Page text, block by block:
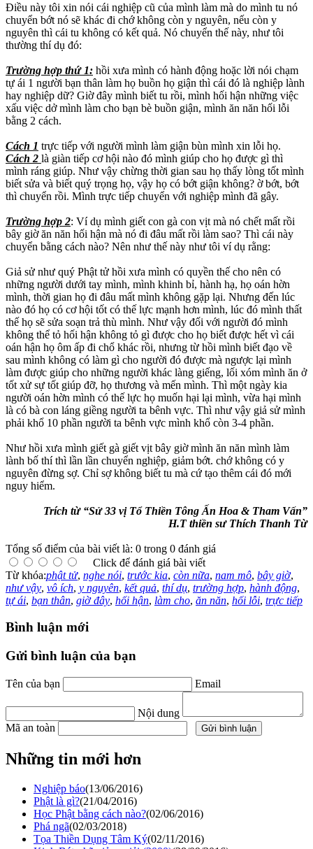
Điều này tôi xin nói cái nghiệp cũ của mình làm mà do mình tu nó
chuyển bớt nó sẽ khác đi chớ không còn y nguyên, nếu còn y
nguyên thì cái tu không có kết quả. Nó chuyển thế này, như tôi
thường thí dụ đó:
Trường hợp thứ 1: hồi xưa mình có hành động hoặc lời nói chạm
tự ái 1 người bạn thân làm họ buồn họ giận thì cái đó là nghiệp lành
hay nghiệp dữ? Giờ đây mình biết tu rồi, mình hối hận những việc
xấu việc dở mình làm cho bạn bè buồn giận, mình ăn năn hối lỗi
bằng 2 cách.
Cách 1 trực tiếp với người mình làm giận bùn mình xin lỗi họ.
Cách 2 là giàn tiếp cơ hội nào đó mình giúp cho họ được gì thì
mình ráng giúp. Như vậy chừng thời gian sau họ thấy lòng tốt mình
biết sửa và biết quý trọng họ, vậy họ có bớt giận không? ờ bớt, bớt
thì chuyển rồi. Mình trực tiếp chuyển với nghiệp mình đã gây.
Trường hợp 2: Ví dụ mình giết con gà con vịt mà nó chết mất rồi
bây giờ ăn năn hối hận mà nó đi đâu mất rồi làm sao? Thì cái này
chuyển bằng cách nào? Nên như thế này như tôi ví dụ rằng:
Giả sử như quý Phật tử hồi xưa mình có quyền thế cho nên có
những người dưới tay mình, mình khinh bỉ, hành hạ, họ oán hờn
mình, thời gian họ đi đâu mất mình không gặp lại. Nhưng đến lúc
nào đó họ có cơ hội tốt có thế lực mạnh hơn mình, lúc đó mình thất
thế họ sẽ sửa soạn trả thù mình. Như vậy đối với người đó mình
không thể tỏ hối hận không tỏ gì được cho họ biết được hết vì cái
oán hận họ ôm ấp đi chổ khác rồi, nhưng từ hồi mình biết đạo về
sau mình không có làm gì cho người đó được mà ngược lại mình
làm được giúp cho những người khác làng giếng, lối xóm mình ăn ở
tốt xử sự tốt giúp đỡ, họ thương và mến mình. Thì một ngày kia
người oán hờn mình có thế lực họ muốn hại lại mình, vừa hại mình
là có bà con láng giềng người ta bênh vực. Thì như vậy giả sử mình
phải khổ 10 phần người ta bênh vực mình khổ còn 3-4 phần.
Như hồi xưa mình giết gà giết vịt bây giờ mình ăn năn mình làm
lành bố thí thì lần lần chuyển nghiệp, giảm bớt. chớ không có y
nguyên đừng sợ. Chỉ sợ không biết tu mà cứ tạo thêm cái đó mới
nguy hiểm.
Trích từ “Sử 33 vị Tổ Thiền Tông Ấn Hoa & Tham Vấn”
H.T thiền sư Thích Thanh Từ
Tổng số điểm của bài viết là: 0 trong 0 đánh giá
Click để đánh giá bài viết
Từ khóa:phật tử, nghe nói, trước kia, còn nữa, nam mô, bây giờ,
như vậy, vô ích, y nguyên, kết quả, thí dụ, trường hợp, hành động,
tự ái, bạn thân, giờ đây, hối hận, làm cho, ăn năn, hối lỗi, trực tiếp
Bình luận mới
Gửi bình luận của bạn
Tên của bạn Email
Nội dung
Mã an toàn
Những tin mới hơn
Nghiệp báo(13/06/2016)
Phật là gì?(21/04/2016)
Học Phật bằng cách nào?(02/06/2016)
Phá ngã(02/03/2018)
Tọa Thiền Dụng Tâm Ký(02/11/2016)